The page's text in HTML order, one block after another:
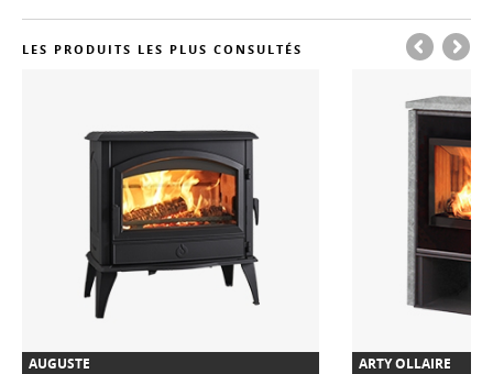
LES PRODUITS LES PLUS CONSULTÉS
AUGUSTE ARTY OLLAIRE